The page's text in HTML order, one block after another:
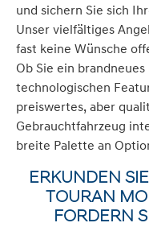
und sichern Sie sich
Unser vielfältiges
fast keine Wünsche
Ob Sie ein
technologischen
preiswertes, aber
Gebrauchtfahrzeug
breite Palette an
ERKUNDEN
TOURAN
FORDERN